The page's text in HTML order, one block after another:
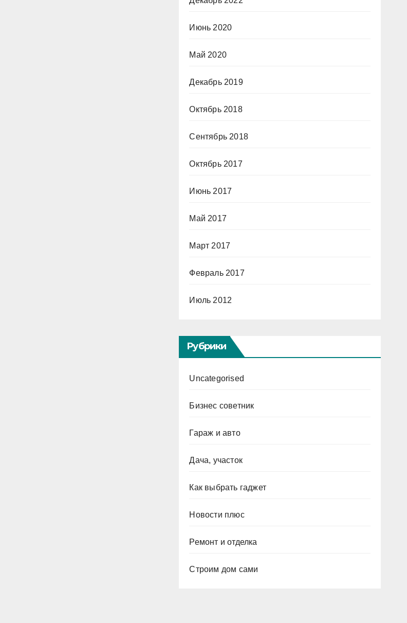
Июнь 2020
Май 2020
Декабрь 2019
Октябрь 2018
Сентябрь 2018
Октябрь 2017
Июнь 2017
Май 2017
Март 2017
Февраль 2017
Июль 2012
Рубрики
Uncategorised
Бизнес советник
Гараж и авто
Дача, участок
Как выбрать гаджет
Новости плюс
Ремонт и отделка
Строим дом сами